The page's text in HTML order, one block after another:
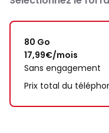
80 Go
17,99€/mois
Sans engagement
Prix total du